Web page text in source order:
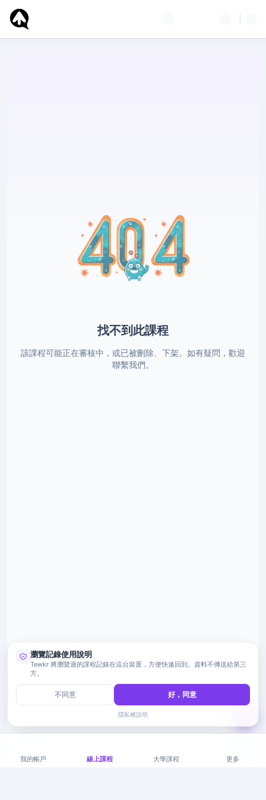
找不到此課程
該課程可能正在審核中，或已被刪除、下架。如有疑問，歡迎
聯繫我們。
我的帳戶 線上課程 大學課程 更多
瀏覽記錄使用說明
Tewkr 將瀏覽過的課程記錄在這台裝置，方便快速回到。資料不傳送給第三
方。
不同意 好，同意
隱私權說明